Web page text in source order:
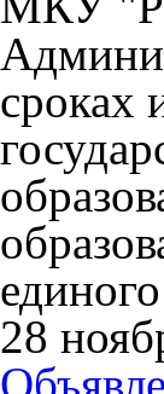
сроках
28